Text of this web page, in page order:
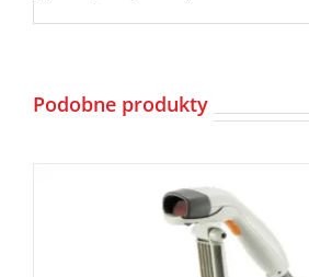
Podobne produkty